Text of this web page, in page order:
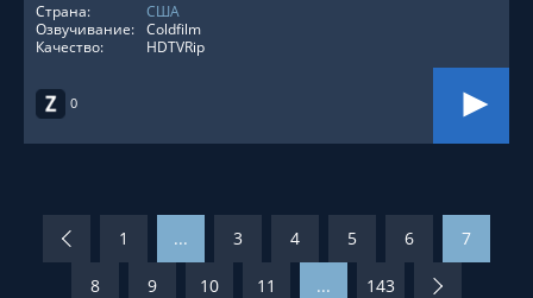
0
Страна:
США
Озвучивание: Coldfilm
Качество:
HDTVRip
1 ... 3 4 5 6 7
8 9 10 11 ... 143